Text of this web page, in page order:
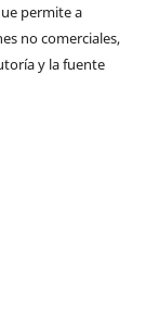
permite a
no comerciales,
y la fuente